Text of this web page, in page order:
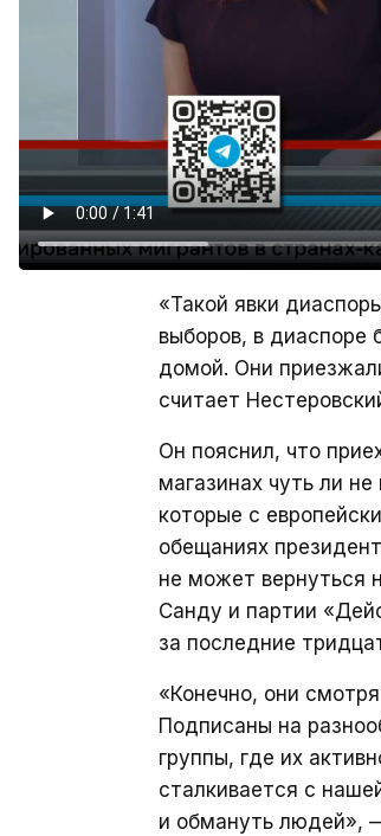
«Такой явки
выборов, в диаспоре
домой. Они
считает
Он пояснил, что
магазинах чуть ли
которые с
обещаниях
не может вернуться
Санду и партии
за последние
«Конечно, они
Подписаны на
группы, где их
сталкивается с
и обмануть людей»,